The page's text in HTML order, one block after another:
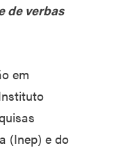
de verbas
em
(Inep) e do